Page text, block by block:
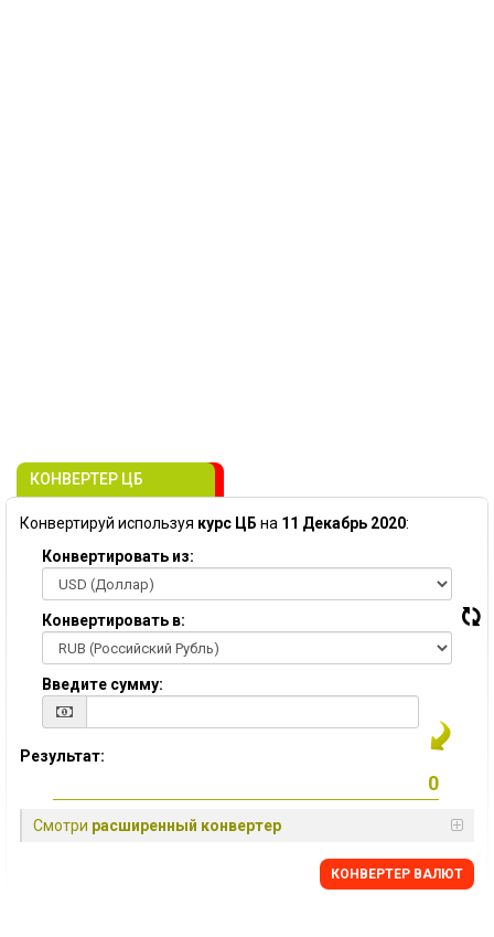
КОНВЕРТЕР ЦБ
Конвертируй используя курс ЦБ на 11 Декабрь 2020:
Конвертировать из:
Конвертировать в:
Введите сумму:
Результат:
Смотри расширенный конвертер
КОНВЕРТЕР ВАЛЮТ